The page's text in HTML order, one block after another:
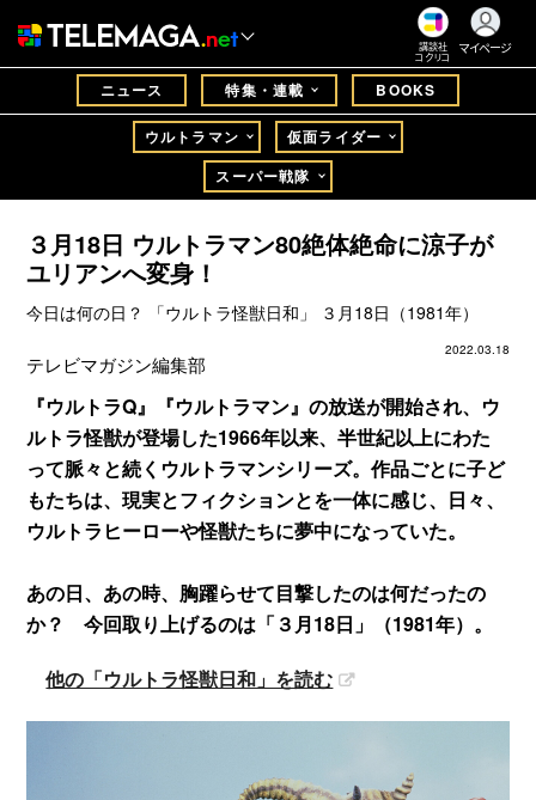
講談社
コクリコ
マイページ
ニュース 特集・連載 BOOKS
ウルトラマン
仮面ライダー
スーパー戦隊
３月18日 ウルトラマン80絶体絶命に涼子が
ユリアンへ変身！
今日は何の日？ 「ウルトラ怪獣日和」 ３月18日（1981年）
2022.03.18
テレビマガジン編集部
『ウルトラQ』『ウルトラマン』の放送が開始され、ウ
ルトラ怪獣が登場した1966年以来、半世紀以上にわた
って脈々と続くウルトラマンシリーズ。作品ごとに子ど
もたちは、現実とフィクションとを一体に感じ、日々、
ウルトラヒーローや怪獣たちに夢中になっていた。
あの日、あの時、胸躍らせて目撃したのは何だったの
か？ 今回取り上げるのは「３月18日」（1981年）。
他の「ウルトラ怪獣日和」を読む